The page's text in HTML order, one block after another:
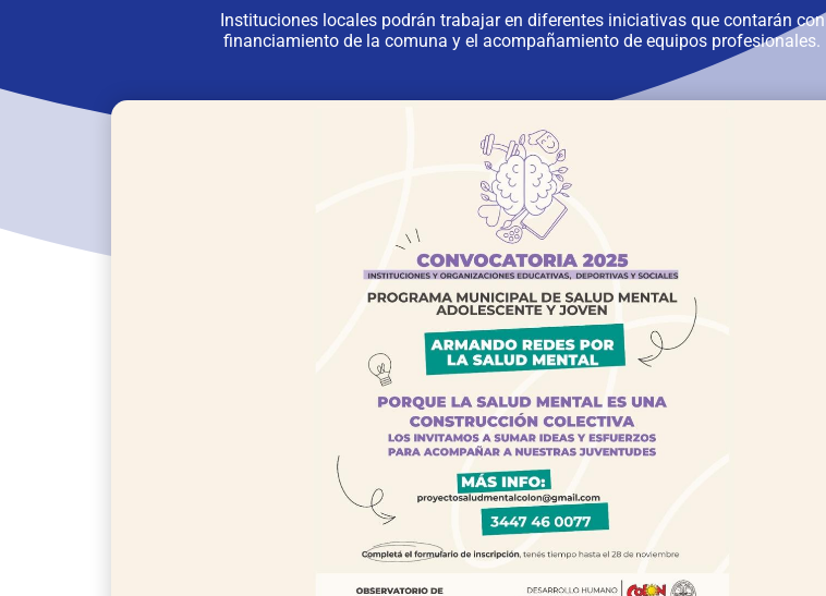
Instituciones locales podrán trabajar en diferentes iniciativas que contarán con
financiamiento de la comuna y el acompañamiento de equipos profesionales.